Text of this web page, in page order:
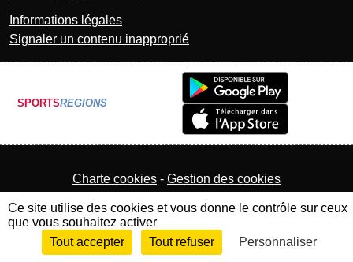
Informations légales
Signaler un contenu inapproprié
SPORTSREGIONS
Charte cookies Gestion des cookies
Envie de participer ? Connexion
Ce site utilise des cookies et vous donne le contrôle sur ceux
que vous souhaitez activer
Tout accepter
Tout refuser Personnaliser